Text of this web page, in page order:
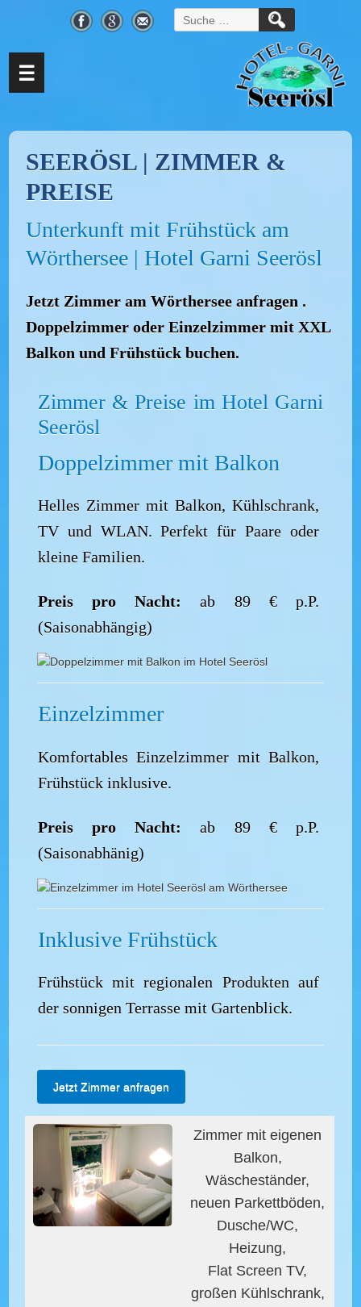
Suche
☰
SEERÖSL | ZIMMER &
PREISE
Unterkunft mit Frühstück am
Wörthersee | Hotel Garni Seerösl
Jetzt Zimmer am Wörthersee anfragen .
Doppelzimmer oder Einzelzimmer mit XXL
Balkon und Frühstück buchen.
Zimmer & Preise im Hotel Garni
Seerösl
Doppelzimmer mit Balkon
Helles Zimmer mit Balkon, Kühlschrank,
TV und WLAN. Perfekt für Paare oder
kleine Familien.
Preis pro Nacht:
ab 89 € p.P.
(Saisonabhängig)
Einzelzimmer
Komfortables Einzelzimmer mit Balkon,
Frühstück inklusive.
Preis pro Nacht:
ab 89 € p.P.
(Saisonabhänig)
Inklusive Frühstück
Frühstück mit regionalen Produkten auf
der sonnigen Terrasse mit Gartenblick.
Jetzt Zimmer anfragen
Zimmer mit eigenen
Balkon,
Wäscheständer,
neuen Parkettböden,
Dusche/WC,
Heizung,
Flat Screen TV,
großen Kühlschrank,